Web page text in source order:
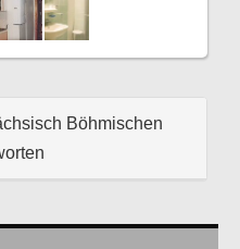
Böhmischen